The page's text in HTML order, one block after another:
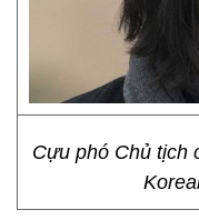
Cựu phó Chủ tịch